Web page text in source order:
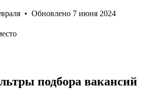
• Обновлено 7 июня 2024
подбора вакансий